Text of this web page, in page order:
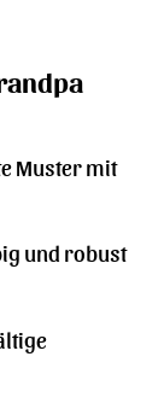
Muster mit
und robust